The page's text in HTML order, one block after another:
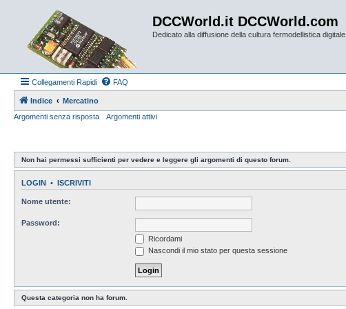
DCCWorld.it DCCWorld.com
Dedicato alla diffusione della cultura fermodellistica digitale.
Collegamenti Rapidi FAQ
Indice
Mercatino
Argomenti senza risposta
Argomenti attivi
Non hai permessi sufficienti per vedere e leggere gli argomenti di questo forum.
LOGIN • ISCRIVITI
Nome utente:
Password:
Ricordami
Nascondi il mio stato per questa sessione
Questa categoria non ha forum.